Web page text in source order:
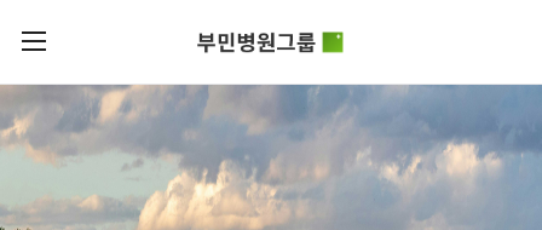
로그인
회원가입
부민병원그룹소개
비전과
부민스토리
부민병원그룹소식
사회공헌
병원/